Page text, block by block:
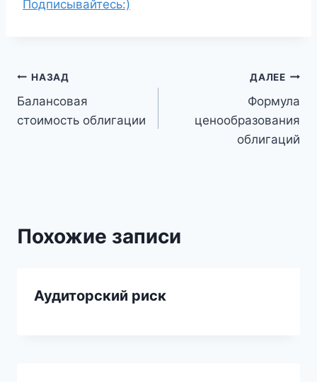
Подписывайтесь:)
Навигация
по
НАЗАД
Балансовая
стоимость облигации
ДАЛЕЕ
Формула
ценообразования
облигаций
Похожие записи
Аудиторский риск